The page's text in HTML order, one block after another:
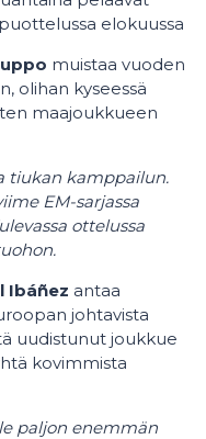
elokuussa
muistaa vuoden
olihan kyseessä
maajoukkueen
tiukan kamppailun.
EM-sarjassa
ottelussa
Ibáñez antaa
johtavista
uudistunut joukkue
kovimmista
paljon enemmän